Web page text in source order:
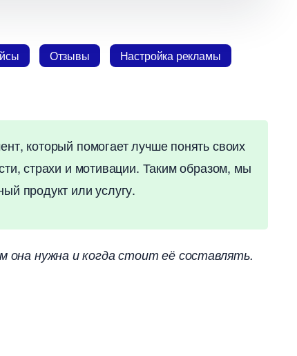
Отзывы
Настройка рекламы
который помогает лучше понять своих
страхи и мотивации. Таким образом, мы
продукт или услугу.
она нужна и когда стоит её составлять.